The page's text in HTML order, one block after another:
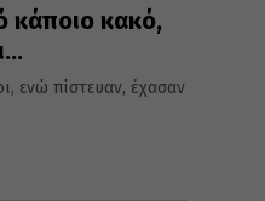
κάποιο κακό,
ενώ πίστευαν, έχασαν